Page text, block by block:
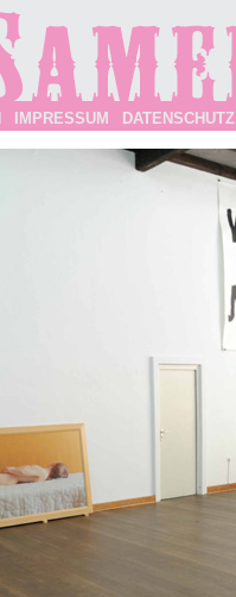
IMPRESSUM DATENSCHUTZ